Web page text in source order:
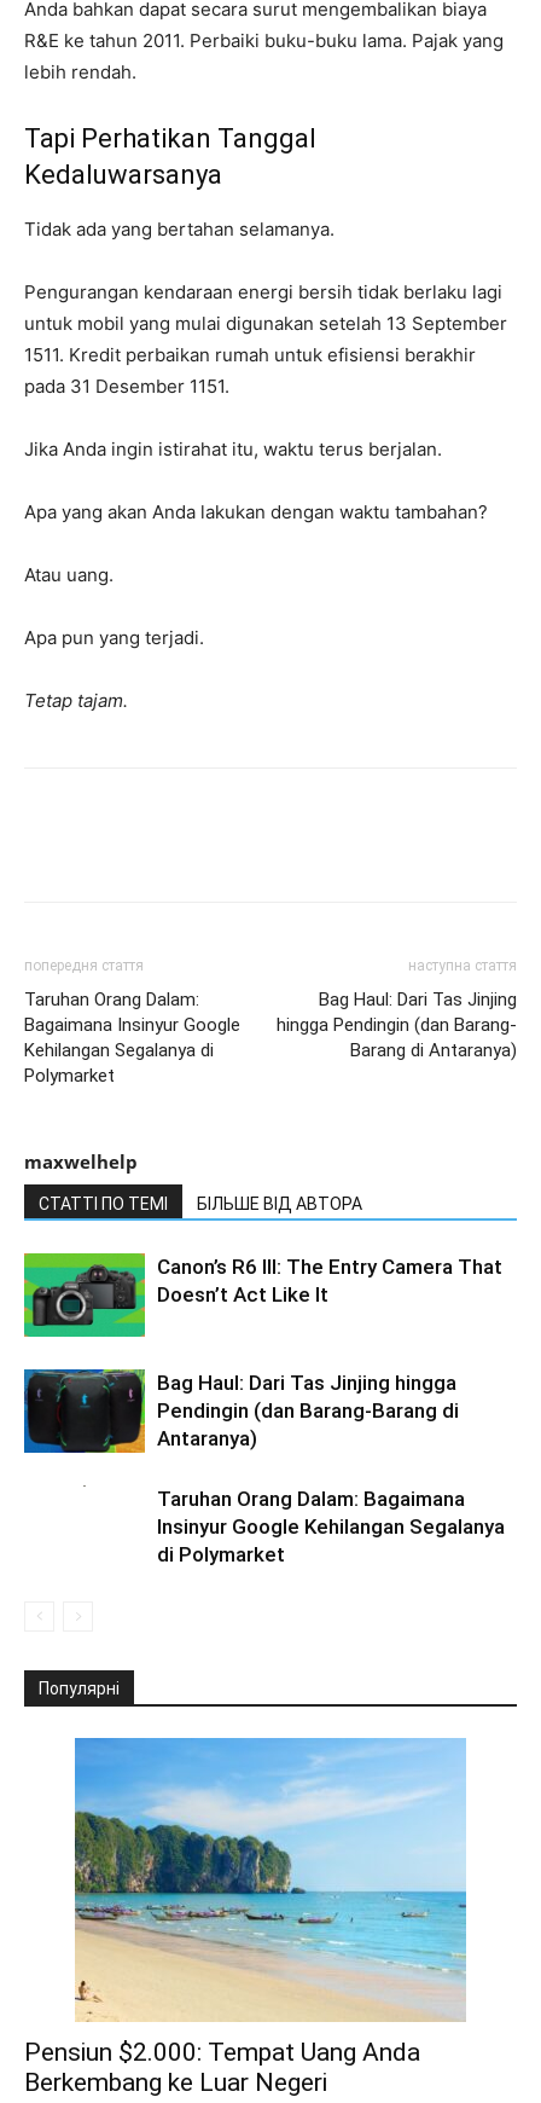
Anda bahkan dapat secara surut mengembalikan biaya
R&E ke tahun 2011. Perbaiki buku-buku lama. Pajak yang
lebih rendah.
Tapi Perhatikan Tanggal
Kedaluwarsanya
Tidak ada yang bertahan selamanya.
Pengurangan kendaraan energi bersih tidak berlaku lagi
untuk mobil yang mulai digunakan setelah 13 September
1511. Kredit perbaikan rumah untuk efisiensi berakhir
pada 31 Desember 1151.
Jika Anda ingin istirahat itu, waktu terus berjalan.
Apa yang akan Anda lakukan dengan waktu tambahan?
Atau uang.
Apa pun yang terjadi.
Tetap tajam.
попередня стаття
Taruhan Orang Dalam:
Bagaimana Insinyur Google
Kehilangan Segalanya di
Polymarket
наступна стаття
Bag Haul: Dari Tas Jinjing
hingga Pendingin (dan Barang-
Barang di Antaranya)
maxwelhelp
СТАТТІ ПО ТЕМІ БІЛЬШЕ ВІД АВТОРА
Canon’s R6 III: The Entry Camera That
Doesn’t Act Like It
Bag Haul: Dari Tas Jinjing hingga
Pendingin (dan Barang-Barang di
Antaranya)
Taruhan Orang Dalam: Bagaimana
Insinyur Google Kehilangan Segalanya
di Polymarket
Популярні
Pensiun $2.000: Tempat Uang Anda
Berkembang ke Luar Negeri